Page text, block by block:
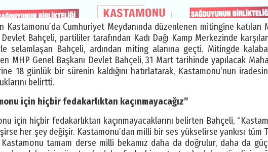
Kastamonu’da Cumhuriyet Meydanında düzenlenen mitingine katılan
Devlet Bahçeli, partililer tarafından Kadı Dağı Kamp Merkezinde
selamlaşan Bahçeli, ardından miting alanına geçti. Mitingde
MHP Genel Başkanı Devlet Bahçeli, 31 Mart tarihinde yapılacak
18 günlük bir sürenin kaldığını hatırlatarak, Kastamonu’nun
belirtti.
için hiçbir fedakarlıktan kaçınmayacağız”
için hiçbir fedakarlıktan kaçınmayacaklarını belirten Bahçeli,
her şey değişir. Kastamonu’dan milli bir ses yükselirse yankısı tüm
tamam derse milli bekamız daha da doğrulur, daha da